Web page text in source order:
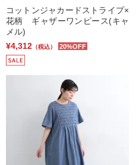
コットンジャカードストライプ×
花柄 ギャザーワンピース(キャ
メル)
¥4,312 （税込） 20%OFF